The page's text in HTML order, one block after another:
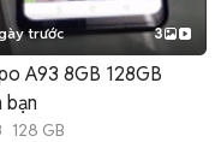
trước 3
A93 8GB 128GB
bạn
128 GB